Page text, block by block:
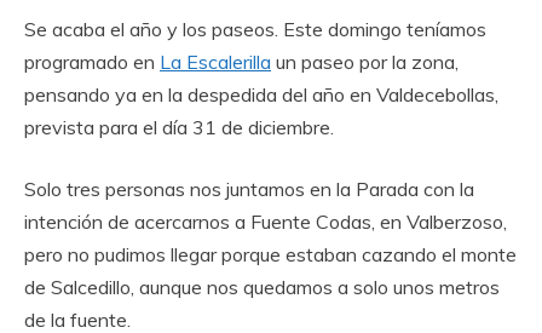
Se acaba el año y los paseos. Este domingo teníamos
programado en La Escalerilla un paseo por la zona,
pensando ya en la despedida del año en Valdecebollas,
prevista para el día 31 de diciembre.
Solo tres personas nos juntamos en la Parada con la
intención de acercarnos a Fuente Codas, en Valberzoso,
pero no pudimos llegar porque estaban cazando el monte
de Salcedillo, aunque nos quedamos a solo unos metros
de la fuente.